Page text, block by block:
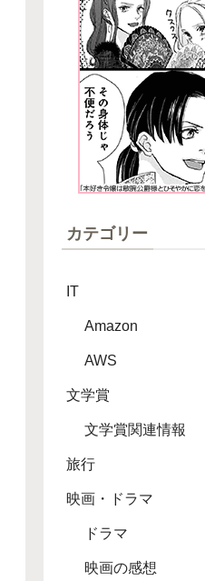
カテゴリー
IT
Amazon
AWS
文学賞
文学賞関連情報
旅行
映画・ドラマ
ドラマ
映画の感想